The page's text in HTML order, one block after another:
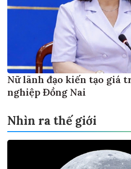
Nữ lãnh đạo kiến tạo giá
nghiệp Đồng Nai
Nhìn ra thế giới